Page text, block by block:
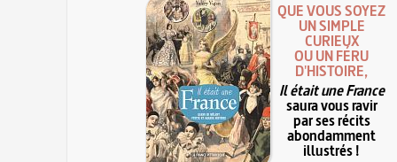
QUE VOUS SOYEZ
UN SIMPLE
CURIEUX
OU UN FÉRU
D'HISTOIRE,
Il était une France
saura vous ravir
par ses récits
abondamment
illustrés !